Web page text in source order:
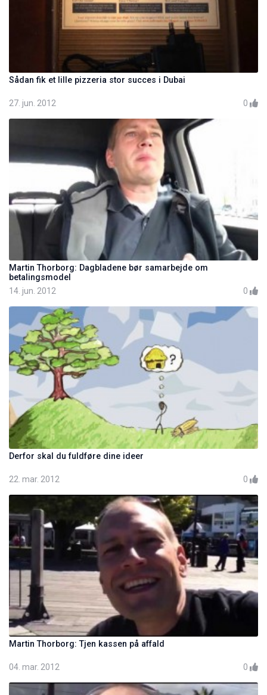
Sådan fik et lille pizzeria stor succes i Dubai
27. jun. 2012 0
Martin Thorborg: Dagbladene bør samarbejde om
betalingsmodel
14. jun. 2012 0
Derfor skal du fuldføre dine ideer
22. mar. 2012 0
Martin Thorborg: Tjen kassen på affald
04. mar. 2012 0